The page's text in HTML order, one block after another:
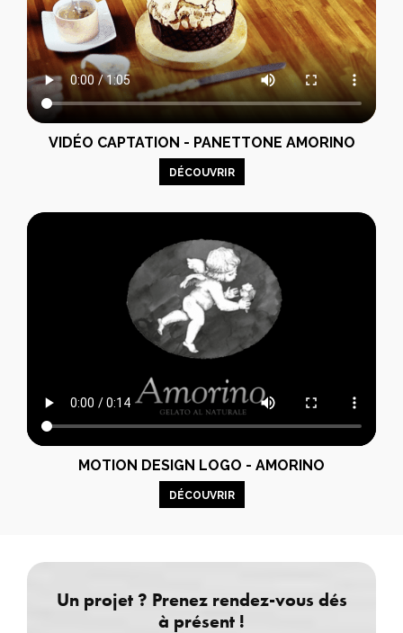
VIDÉO CAPTATION - PANETTONE AMORINO
DÉCOUVRIR
MOTION DESIGN LOGO - AMORINO
DÉCOUVRIR
Un projet ? Prenez rendez-vous dés
à présent !